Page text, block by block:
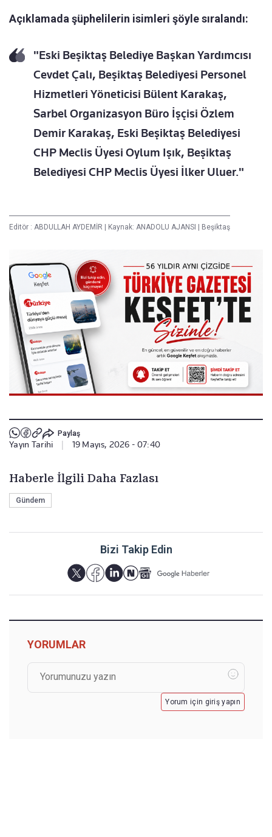
Açıklamada şüphelilerin isimleri şöyle sıralandı:
"Eski Beşiktaş Belediye Başkan Yardımcısı
Cevdet Çalı, Beşiktaş Belediyesi Personel
Hizmetleri Yöneticisi Bülent Karakaş,
Sarbel Organizasyon Büro İşçisi Özlem
Demir Karakaş, Eski Beşiktaş Belediyesi
CHP Meclis Üyesi Oylum Işık, Beşiktaş
Belediyesi CHP Meclis Üyesi İlker Uluer."
Editör : ABDULLAH AYDEMİR Kaynak: ANADOLU AJANSI Beşiktaş
Paylaş
Yayın Tarihi 19 Mayıs, 2026 - 07:40
Haberle İlgili Daha Fazlası
Gündem
Bizi Takip Edin
YORUMLAR
Yorum için giriş yapın